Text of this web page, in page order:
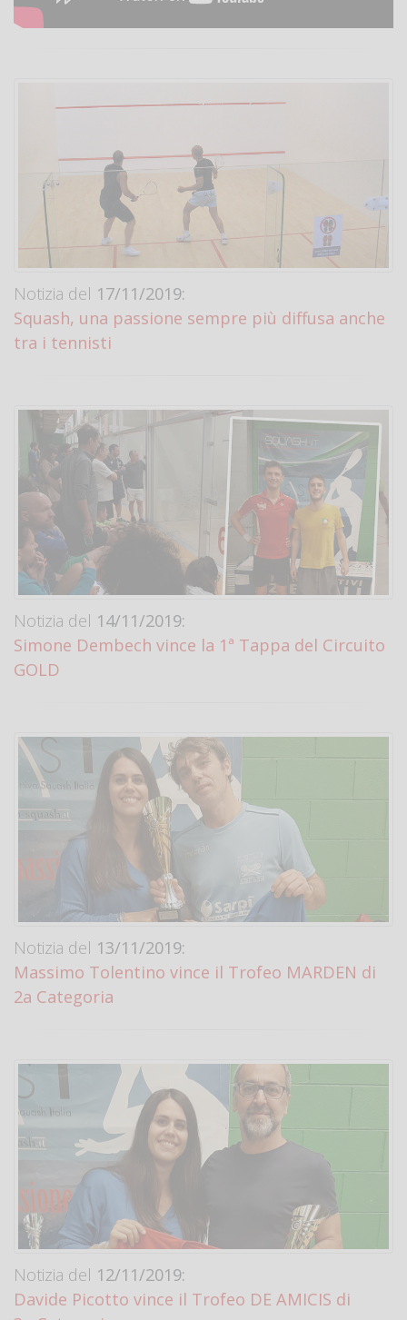
Notizia del 17/11/2019:
Squash, una passione sempre più diffusa anche
tra i tennisti
Notizia del 14/11/2019:
Simone Dembech vince la 1ª Tappa del Circuito
GOLD
Notizia del 13/11/2019:
Massimo Tolentino vince il Trofeo MARDEN di
2a Categoria
Notizia del 12/11/2019:
Davide Picotto vince il Trofeo DE AMICIS di